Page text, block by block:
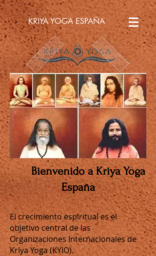
KRIYA YOGA ESPAÑA
Bienvenido a Kriya Yoga
España
El crecimiento espiritual es el
objetivo central de las
Organizaciones Internacionales de
Kriya Yoga (KYIO).